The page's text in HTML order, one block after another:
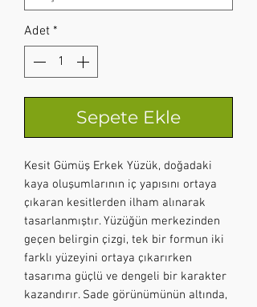
Adet *
Sepete Ekle
Kesit Gümüş Erkek Yüzük, doğadaki
kaya oluşumlarının iç yapısını ortaya
çıkaran kesitlerden ilham alınarak
tasarlanmıştır. Yüzüğün merkezinden
geçen belirgin çizgi, tek bir formun iki
farklı yüzeyini ortaya çıkarırken
tasarıma güçlü ve dengeli bir karakter
kazandırır. Sade görünümünün altında,